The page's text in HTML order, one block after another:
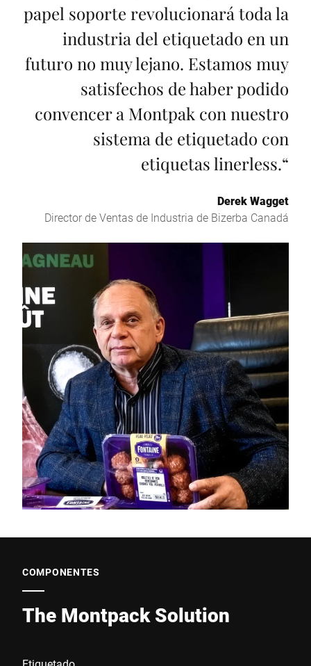
papel soporte revolucionará toda la
industria del etiquetado en un
futuro no muy lejano. Estamos muy
satisfechos de haber podido
convencer a Montpak con nuestro
sistema de etiquetado con
etiquetas linerless.“
Derek Wagget
Director de Ventas de Industria de Bizerba Canadá
COMPONENTES
The Montpack Solution